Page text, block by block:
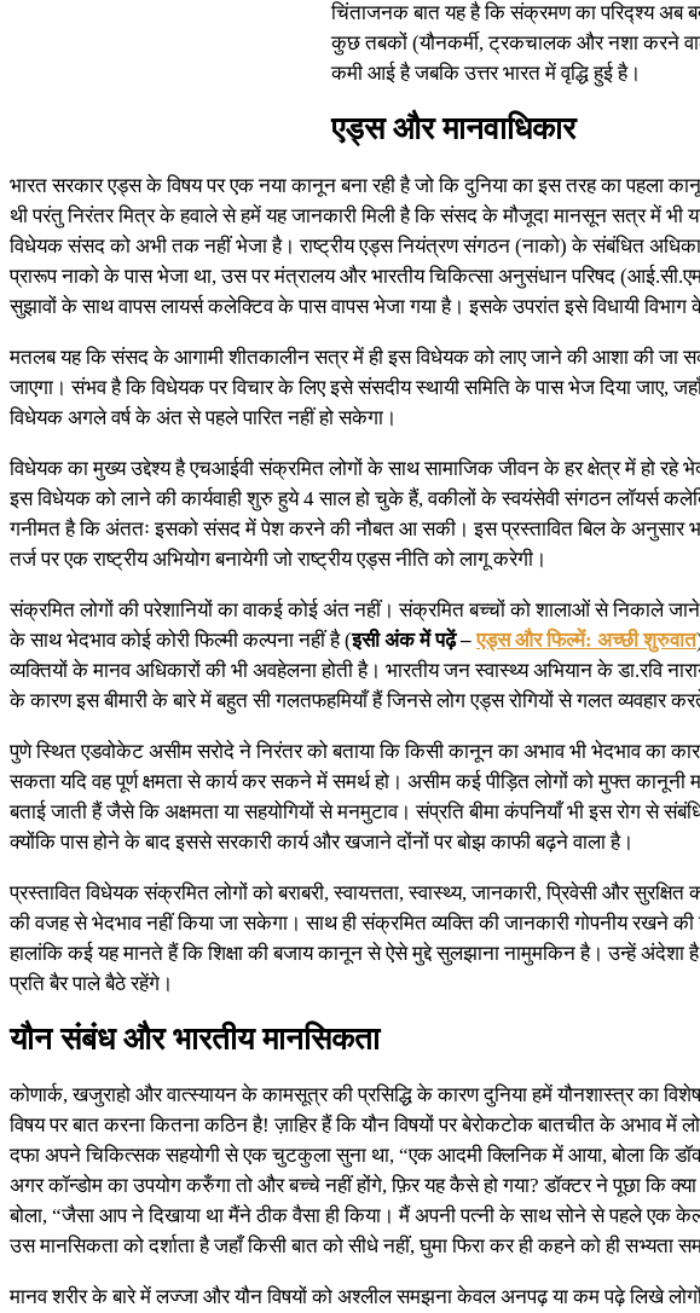
चिंताजनक बात यह है कि संक्रमण का परिद्श्य अब
कुछ तबकों (यौनकर्मी, ट्रकचालक और नशा करने
कमी आई है जबकि उत्तर भारत में वृद्धि हुई है।
एड्स और मानवाधिकार
भारत सरकार एड्स के विषय पर एक नया कानून बना रही है जो कि दुनिया का इस तरह का पहला
थी परंतु निरंतर मित्र के हवाले से हमें यह जानकारी मिली है कि संसद के मौजूदा मानसून सत्र में भी
विधेयक संसद को अभी तक नहीं भेजा है। राष्ट्रीय एड्स नियंत्रण संगठन (नाको) के संबंधित
प्रारूप नाको के पास भेजा था, उस पर मंत्रालय और भारतीय चिकित्सा अनुसंधान परिषद
सुझावों के साथ वापस लायर्स कलेक्टिव के पास वापस भेजा गया है। इसके उपरांत इसे विधायी विभाग
मतलब यह कि संसद के आगामी शीतकालीन सत्र में ही इस विधेयक को लाए जाने की आशा की जा
जाएगा। संभव है कि विधेयक पर विचार के लिए इसे संसदीय स्थायी समिति के पास भेज दिया जाए,
विधेयक अगले वर्ष के अंत से पहले पारित नहीं हो सकेगा।
विधेयक का मुख्य उद्देश्य है एचआईवी संक्रमित लोगों के साथ सामाजिक जीवन के हर क्षेत्र में हो रहे
इस विधेयक को लाने की कार्यवाही शुरु हुये 4 साल हो चुके हैं, वकीलों के स्वयंसेवी संगठन लॉयर्स
गनीमत है कि अंततः इसको संसद में पेश करने की नौबत आ सकी। इस प्रस्तावित बिल के अनुसार
तर्ज पर एक राष्ट्रीय अभियोग बनायेगी जो राष्ट्रीय एड्स नीति को लागू करेगी।
संक्रमित लोगों की परेशानियों का वाकई कोई अंत नहीं। संक्रमित बच्चों को शालाओं से निकाले
के साथ भेदभाव कोई कोरी फिल्मी कल्पना नहीं है (इसी अंक में पढ़ें –एड्स और फिल्में: अच्छी शुरुवात
व्यक्तियों के मानव अधिकारों की भी अवहेलना होती है। भारतीय जन स्वास्थ्य अभियान के डा.रवि
के कारण इस बीमारी के बारे में बहुत सी गलतफहमियाँ हैं जिनसे लोग एड्स रोगियों से गलत
पुणे स्थित एडवोकेट असीम सरोदे ने निरंतर को बताया कि किसी कानून का अभाव भी भेदभाव का
सकता यदि वह पूर्ण क्षमता से कार्य कर सकने में समर्थ हो। असीम कई पीड़ित लोगों को मुफ्त
बताई जाती हैं जैसे कि अक्षमता या सहयोगियों से मनमुटाव। संप्रति बीमा कंपनियाँ भी इस रोग से
क्योंकि पास होने के बाद इससे सरकारी कार्य और खजाने दोंनों पर बोझ काफी बढ़ने वाला है।
प्रस्तावित विधेयक संक्रमित लोगों को बराबरी, स्वायत्तता, स्वास्थ्य, जानकारी, प्रिवेसी और
की वजह से भेदभाव नहीं किया जा सकेगा। साथ ही संक्रमित व्यक्ति की जानकारी गोपनीय रखने
हालांकि कई यह मानते हैं कि शिक्षा की बजाय कानून से ऐसे मुद्दे सुलझाना नामुमकिन है। उन्हें
प्रति बैर पाले बैठे रहेंगे।
यौन संबंध और भारतीय मानसिकता
कोणार्क, खजुराहो और वात्स्यायन के कामसूत्र की प्रसिद्धि के कारण दुनिया हमें यौनशास्त्र का
विषय पर बात करना कितना कठिन है! ज़ाहिर हैं कि यौन विषयों पर बेरोकटोक बातचीत के अभाव
दफा अपने चिकित्सक सहयोगी से एक चुटकुला सुना था, “एक आदमी क्लिनिक में आया, बोला कि
अगर कॉन्डोम का उपयोग करुँगा तो और बच्चे नहीं होंगे, फ़िर यह कैसे हो गया? डॉक्टर ने पूछा कि
बोला, “जैसा आप ने दिखाया था मैंने ठीक वैसा ही किया। मैं अपनी पत्नी के साथ सोने से पहले एक
उस मानसिकता को दर्शाता है जहाँ किसी बात को सीधे नहीं, घुमा फिरा कर ही कहने को ही सभ्यता
मानव शरीर के बारे में लज्जा और यौन विषयों को अश्लील समझना केवल अनपढ़ या कम पढ़े लिखे